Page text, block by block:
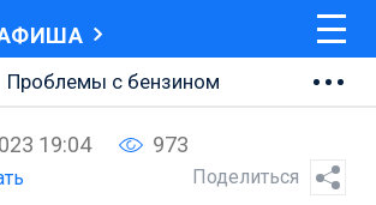
Проблемы с бензином
площади
19:04 973
Поделиться